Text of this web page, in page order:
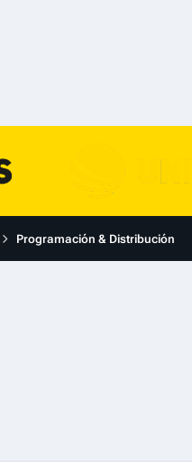
Programación & Distribución